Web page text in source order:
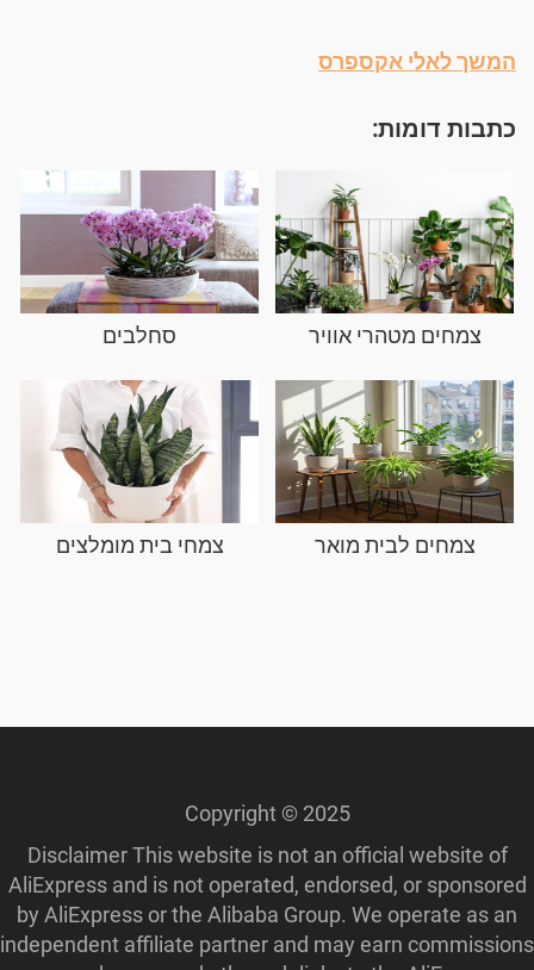
המשך לאלי אקספרס
כתבות דומות:
צמחים מטהרי אוויר סחלבים
צמחים לבית מואר צמחי בית מומלצים
Copyright © 2025
Disclaimer This website is not an official website of
AliExpress and is not operated, endorsed, or sponsored
by AliExpress or the Alibaba Group. We operate as an
independent affiliate partner and may earn commissions